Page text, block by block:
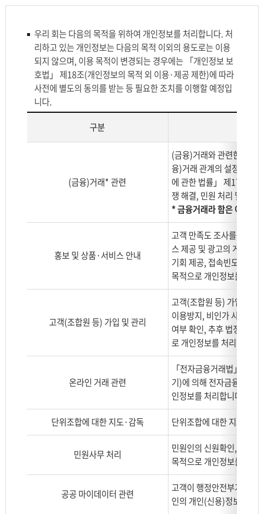
우리 회는 다음의 목적을 위하여 개인정보를 처리합니다. 처
리하고 있는 개인정보는 다음의 목적 이외의 용도로는 이용
되지 않으며, 이용 목적이 변경되는 경우에는 「개인정보 보
호법」 제18조(개인정보의 목적 외 이용·제공 제한)에 따라
사전에 별도의 동의를 받는 등 필요한 조치를 이행할 예정입
니다.
적
로
어
구분
(금융)거래* 관련
(금융)거래와 관련한 신용
융)거래 관계의 설정 여부
에 관한 법률」 제17조(적
쟁 해결, 민원 처리 및 법
* 금융거래라 함은 여·수
홍보 및 상품·서비스 안내
고객 만족도 조사를 통한
스 제공 및 광고의 게재, 서
기회 제공, 접속빈도 파악,
목적으로 개인정보를 처리
고객(조합원 등) 가입 및 관리
고객(조합원 등) 가입, 회
이용방지, 비인가 사용방
여부 확인, 추후 법정대리
로 개인정보를 처리합니다.
온라인 거래 관련
「전자금융거래법」 제
기)에 의해 전자금융거래
인정보를 처리합니다.
단위조합에 대한 지도·감독
단위조합에 대한 지도 및
민원사무 처리
민원인의 신원확인, 민원
목적으로 개인정보를 처리
공공 마이데이터 관련
고객이 행정안전부가 운영
인의 개인(신용)정보를 본